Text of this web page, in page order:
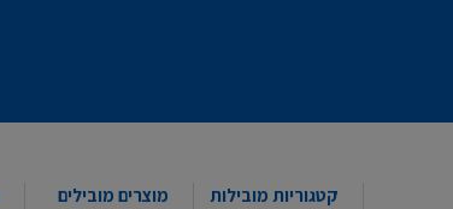
קטגוריות מובילות מוצרים מובילים